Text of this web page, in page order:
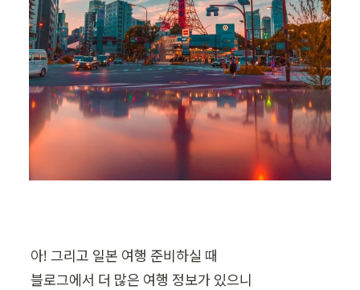
아! 그리고 일본 여행 준비하실 때
블로그에서 더 많은 여행 정보가 있으니